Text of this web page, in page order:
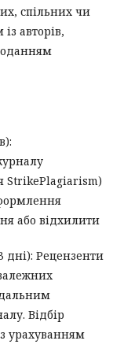
спільних чи
авторів,
StrikePlagiarism)
або відхилити
дні): Рецензенти
Відбір
урахуванням